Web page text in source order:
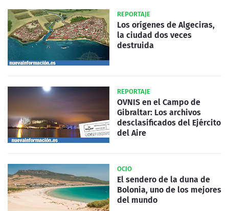
REPORTAJE
Los orígenes de Algeciras,
la ciudad dos veces
destruida
REPORTAJE
OVNIS en el Campo de
Gibraltar: Los archivos
desclasificados del Ejército
del Aire
OCIO
El sendero de la duna de
Bolonia, uno de los mejores
del mundo